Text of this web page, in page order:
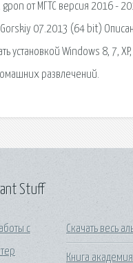
gpon от МГТС версия 2016 -
07.2013 (64 bit)
установкой Windows 8, 7,
развлечений.
Stuff
с
Скачать весь
Книга